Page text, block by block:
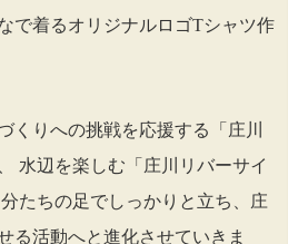
で着るオリジナルロゴTシャツ作
くりへの挑戦を応援する「庄川
水辺を楽しむ「庄川リバーサイ
たちの足でしっかりと立ち、庄
る活動へと進化させていきま